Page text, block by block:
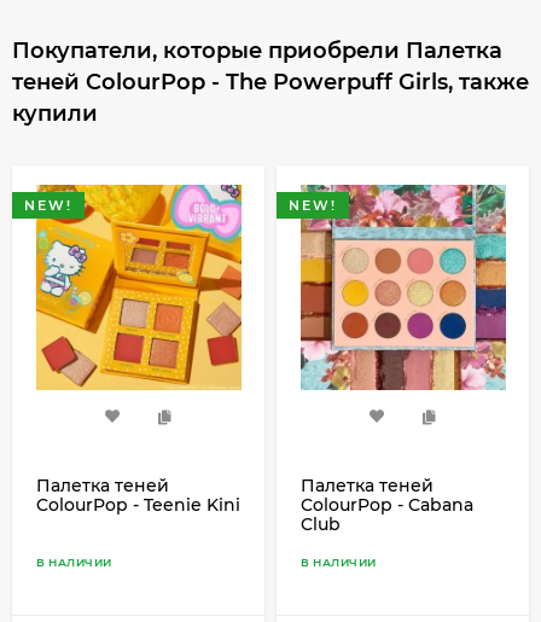
Покупатели, которые приобрели Палетка
теней ColourPop - The Powerpuff Girls, также
купили
NEW!
Палетка теней
ColourPop - Teenie Kini
В НАЛИЧИИ
NEW!
Палетка теней
ColourPop - Cabana
Club
В НАЛИЧИИ